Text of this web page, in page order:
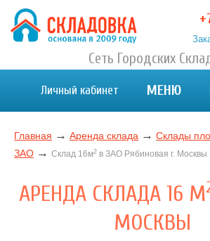
Хранение вещей в Москве и МО.
Хранение вещей в Москве и МО. Склад
Сеть Городских
Личный кабинет МЕНЮ
Главная → Аренда склада → Склады
ЗАО → Склад 16м2 в ЗАО Рябиновая г. Москвы
АРЕНДА СКЛАДА 16 М
МОСКВЫ